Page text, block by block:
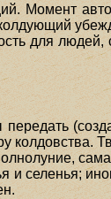
Момент
для людей,
передать
колдовства.
и селенья;